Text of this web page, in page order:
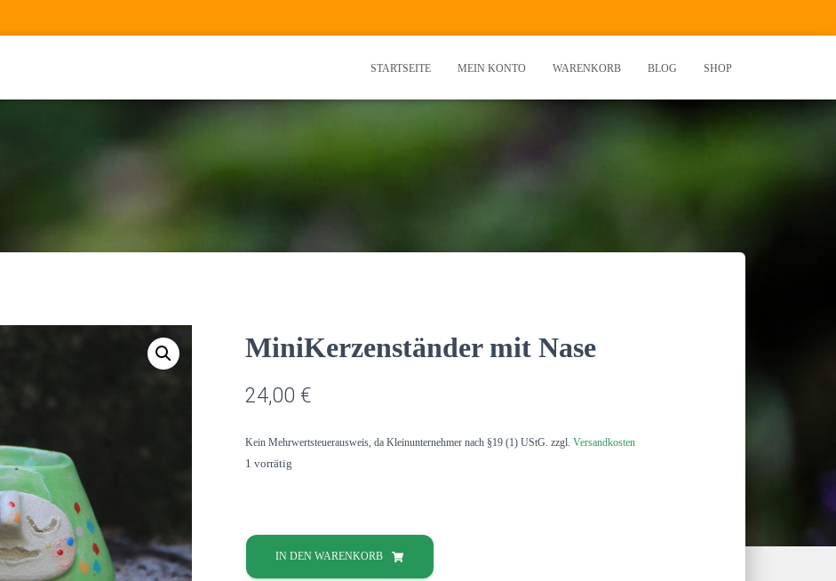
STARTSEITE MEIN KONTO WARENKORB BLOG SHOP
MiniKerzenständer mit Nase
24,00 €
Kein Mehrwertsteuerausweis, da Kleinunternehmer nach §19 (1) UStG. zzgl. Versandkosten
1 vorrätig
MiniKerzenständer
Nase
IN DEN WARENKORB